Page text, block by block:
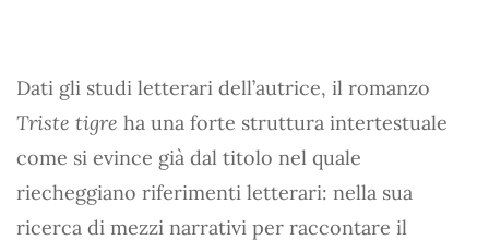
Dati gli studi letterari dell’autrice, il romanzo
Triste tigre ha una forte struttura intertestuale
come si evince già dal titolo nel quale
riecheggiano riferimenti letterari: nella sua
ricerca di mezzi narrativi per raccontare il